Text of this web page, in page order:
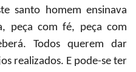
santo homem ensinava
peça com fé, peça com
Todos querem dar
realizados. E pode-se ter